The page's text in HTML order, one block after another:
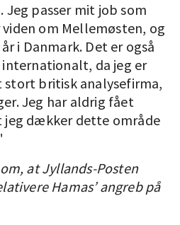
passer mit job som
om Mellemøsten, og
i Danmark. Det er også
da jeg er
britisk analysefirma,
Jeg har aldrig fået
jeg dækker dette område
at Jyllands-Posten
Hamas’ angreb på